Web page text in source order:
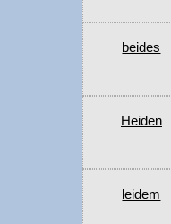
beides
Heiden
leidem